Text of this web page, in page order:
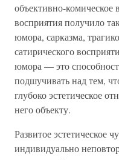
объективно-комическое
восприятия получило
юмора, сарказма,
сатирического
юмора — это
подшучивать над тем,
глубоко эстетическое
него объекту.
Развитое эстетическое
индивидуально